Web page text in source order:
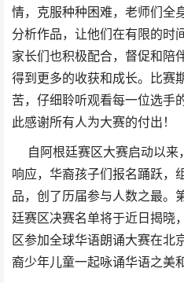
情，克服种种困难，老师们全
分析作品，让他们在有限的时
家长们也积极配合，督促和陪
得到更多的收获和成长。比赛
苦，仔细聆听观看每一位选手
此感谢所有人为大赛的付出！
自阿根廷赛区大赛启动以来
响应，华裔孩子们报名踊跃，
品，创了历届参与人数之最。
廷赛区决赛名单将于近日揭晓
区参加全球华语朗诵大赛在北
裔少年儿童一起咏诵华语之美